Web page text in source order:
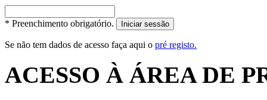
* Preenchimento obrigatório. Iniciar sessão
Se não tem dados de acesso faça aqui o pré registo.
ACESSO À ÁREA DE